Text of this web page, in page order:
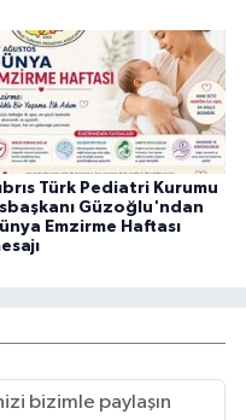
Türk Pediatri Kurumu
Güzoğlu'ndan
Emzirme Haftası